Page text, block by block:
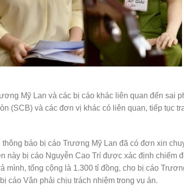
Mỹ Lan và các bị cáo khác liên quan đến sai
(SCB) và các đơn vị khác có liên quan, tiếp tục
báo bị cáo Trương Mỹ Lan đã có đơn xin
này bị cáo Nguyễn Cao Trí được xác định chiếm
mình, tổng cộng là 1.300 tỉ đồng, cho bị cáo
cáo Vân phải chịu trách nhiệm trong vụ án.